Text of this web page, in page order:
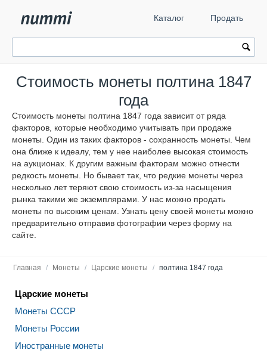
Каталог Продать
Стоимость монеты полтина 1847
года
Стоимость монеты полтина 1847 года зависит от ряда
факторов, которые необходимо учитывать при продаже
монеты. Один из таких факторов - сохранность монеты. Чем
она ближе к идеалу, тем у нее наиболее высокая стоимость
на аукционах. К другим важным факторам можно отнести
редкость монеты. Но бывает так, что редкие монеты через
несколько лет теряют свою стоимость из-за насыщения
рынка такими же экземплярами. У нас можно продать
монеты по высоким ценам. Узнать цену своей монеты можно
предварительно отправив фотографии через форму на
сайте.
Главная / Монеты / Царские монеты / полтина 1847 года
Царские монеты
Монеты СССР
Монеты России
Иностранные монеты